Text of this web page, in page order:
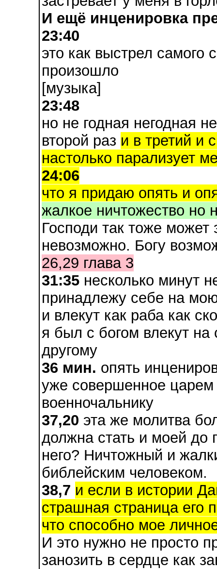
И ещё инценировка
23:40
это как выстрел самого
произошло
[музыка]
23:48
но не годная негодная
второй раз и в третий и
настолько парализует
24:06
что я придаю опять и
жалкое ничтожество но
Господи так тоже может
невозможно. Богу
26,29 глава 3
31:35 несколько минут
принадлежу себе на
и влекут как раба как
я был с богом влекут на
другому
36 мин. опять
уже совершенное
военночальнику
37,20 эта же молитва
должна стать и моей до
него? Ничтожный и
библейским человеком.
38,7 и если в истории
страшная страница его
что способно мое
И это нужно не просто
занозить в сердце как